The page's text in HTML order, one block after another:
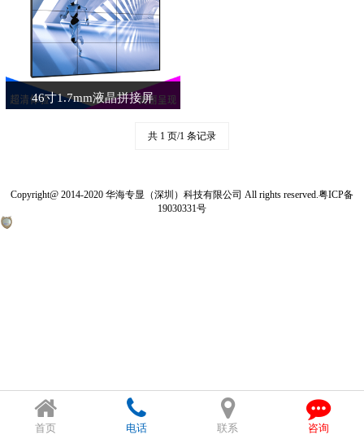
46寸1.7mm液晶拼接屏
共 1 页/1 条记录
Copyright@ 2014-2020 华海专显（深圳）科技有限公司 All rights reserved. 粤ICP备
19030331号
首页 电话 联系 咨询